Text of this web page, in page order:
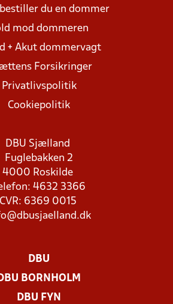
bestiller du en dommer
mod dommeren
+ Akut dommervagt
Forsikringer
Privatlivspolitik
Cookiepolitik
DBU Sjælland
Fuglebakken 2
4000 Roskilde
4632 3366
CVR: 6369 0015
DBU
DBU BORNHOLM
DBU FYN